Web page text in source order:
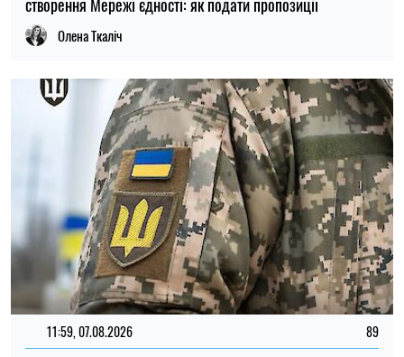
11:59, 07.08.2026
отримати виплату на соціально-побутові потреби
Ірина Де Люсто